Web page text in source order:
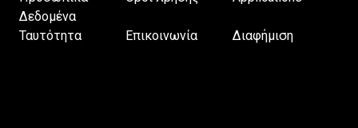
Δεδομένα
Ταυτότητα Επικοινωνία Διαφήμιση